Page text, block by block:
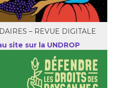
– REVUE DIGITALE
site sur la UNDROP